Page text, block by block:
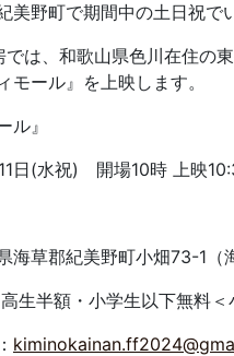
美野町で期間中の土日祝で
では、和歌山県色川在住の
モール』を上映します。
ル』
日(水祝) 開場10時 上映
海草郡紀美野町小畑73-1（
生半額・小学生以下無料